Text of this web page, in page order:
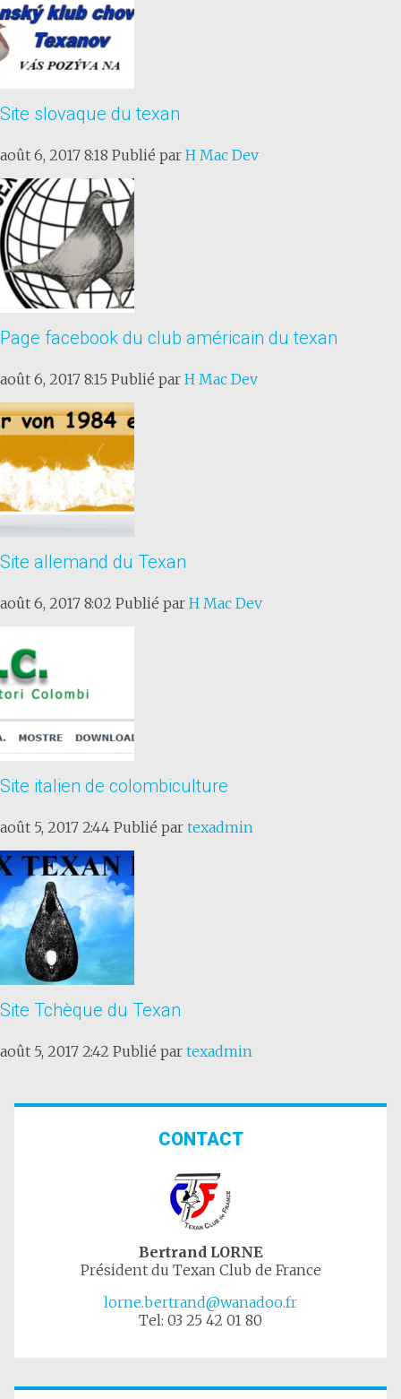
Site slovaque du texan
août 6, 2017 8:18 Publié par H Mac Dev
Page facebook du club américain du texan
août 6, 2017 8:15 Publié par H Mac Dev
Site allemand du Texan
août 6, 2017 8:02 Publié par H Mac Dev
Site italien de colombiculture
août 5, 2017 2:44 Publié par texadmin
Site Tchèque du Texan
août 5, 2017 2:42 Publié par texadmin
CONTACT
Bertrand LORNE
Président du Texan Club de France
lorne.bertrand@wanadoo.fr
Tel: 03 25 42 01 80